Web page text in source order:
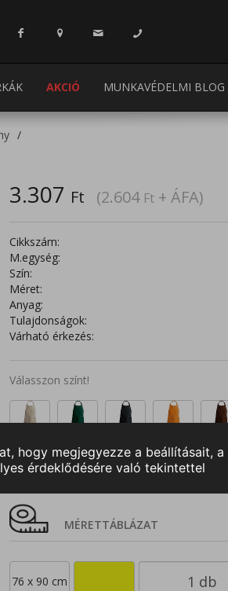
AKCIÓ MUNKAVÉDELMI BLOG
3.307 Ft (2.604 Ft + ÁFA)
Cikkszám:
M.egység:
Szín:
Méret:
Anyag:
Tulajdonságok:
Várható érkezés:
Válasszon színt!
MÉRETTÁBLÁZAT
76 x 90 cm